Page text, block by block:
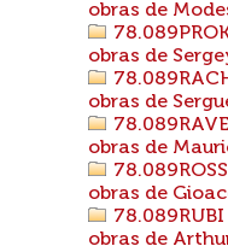
obras de
obras de
obras de
obras de
obras de
obras de